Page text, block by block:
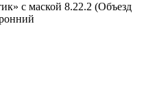
с маской 8.22.2 (Объезд